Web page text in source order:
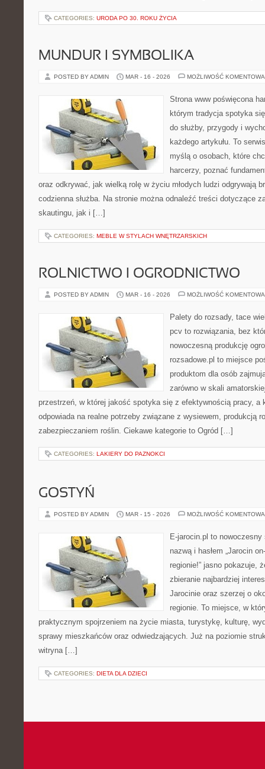
CATEGORIES: URODA PO 30. ROKU ŻYCIA
MUNDUR I SYMBOLIKA
POSTED BY ADMIN MAR - 16 - 2026 MOŻLIWOŚĆ
Strona www poświęcona
którym tradycja spotyka
do służby, przygody i
każdego artykułu. To
myślą o osobach, które
harcerzy, poznać
oraz odkrywać, jak wielką rolę w życiu młodych ludzi odgrywają
codzienna służba. Na stronie można odnaleźć treści dotyczące
skautingu, jak i […]
CATEGORIES: MEBLE W STYLACH WNĘTRZARSKICH
ROLNICTWO I OGRODNICTWO
POSTED BY ADMIN MAR - 16 - 2026 MOŻLIWOŚĆ
Palety do rozsady, tace
pcv to rozwiązania, bez
nowoczesną produkcję
rozsadowe.pl to miejsce
produktom dla osób
zarówno w skali
przestrzeń, w której jakość spotyka się z efektywnością pracy, a
odpowiada na realne potrzeby związane z wysiewem, produkcją
zabezpieczaniem roślin. Ciekawe kategorie to Ogród […]
CATEGORIES: LAKIERY DO PAZNOKCI
GOSTYŃ
POSTED BY ADMIN MAR - 15 - 2026 MOŻLIWOŚĆ
E-jarocin.pl to
nazwą i hasłem „Jarocin
regionie!” jasno pokazuje,
zbieranie najbardziej
Jarocinie oraz szerzej o
regionie. To miejsce, w
praktycznym spojrzeniem na życie miasta, turystykę, kulturę,
sprawy mieszkańców oraz odwiedzających. Już na poziomie
witryna […]
CATEGORIES: DIETA DLA DZIECI